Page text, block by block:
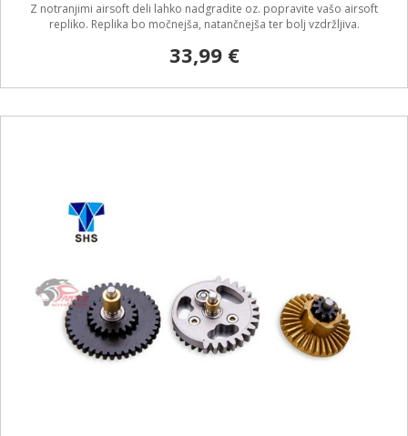
Z notranjimi airsoft deli lahko nadgradite oz. popravite vašo airsoft
repliko. Replika bo močnejša, natančnejša ter bolj vzdržljiva.
33,99 €